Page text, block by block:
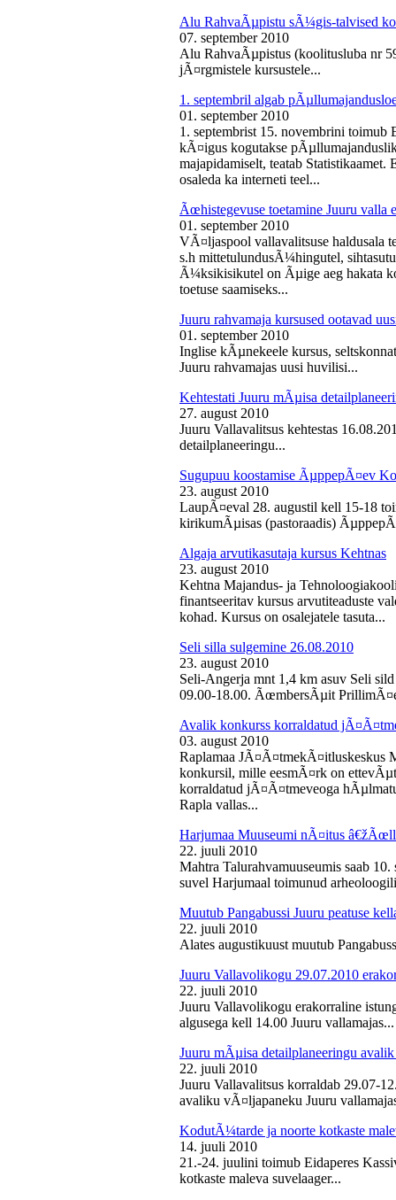
Alu RahvaÃµpistu sÃ¼gis-talvised
07. september 2010
Alu RahvaÃµpistus (koolitusluba nr
jÃ¤rgmistele kursustele...
1. septembril algab
01. september 2010
1. septembrist 15. novembrini toimub
kÃ¤igus kogutakse
majapidamiselt, teatab Statistikaamet.
osaleda ka interneti teel...
Ãœhistegevuse toetamine Juuru valla
01. september 2010
VÃ¤ljaspool vallavalitsuse haldusala
s.h mittetulundusÃ¼hingutel,
Ã¼ksikisikutel on Ãµige aeg hakata
toetuse saamiseks...
Juuru rahvamaja kursused ootavad
01. september 2010
Inglise kÃµnekeele kursus,
Juuru rahvamajas uusi huvilisi...
Kehtestati Juuru mÃµisa
27. august 2010
Juuru Vallavalitsus kehtestas
detailplaneeringu...
Sugupuu koostamise ÃµppepÃ¤ev
23. august 2010
LaupÃ¤eval 28. augustil kell 15-18
kirikumÃµisas (pastoraadis)
Algaja arvutikasutaja kursus Kehtnas
23. august 2010
Kehtna Majandus- ja
finantseeritav kursus arvutiteaduste
kohad. Kursus on osalejatele tasuta...
Seli silla sulgemine 26.08.2010
23. august 2010
Seli-Angerja mnt 1,4 km asuv Seli
09.00-18.00. ÃœmbersÃµit
Avalik konkurss korraldatud
03. august 2010
Raplamaa JÃ¤Ã¤tmekÃ¤itluskeskus
konkursil, mille eesmÃ¤rk on
korraldatud jÃ¤Ã¤tmeveoga
Rapla vallas...
Harjumaa Muuseumi nÃ¤itus
22. juuli 2010
Mahtra Talurahvamuuseumis saab
suvel Harjumaal toimunud
Muutub Pangabussi Juuru peatuse
22. juuli 2010
Alates augustikuust muutub
Juuru Vallavolikogu 29.07.2010
22. juuli 2010
Juuru Vallavolikogu erakorraline
algusega kell 14.00 Juuru vallamajas...
Juuru mÃµisa detailplaneeringu
22. juuli 2010
Juuru Vallavalitsus korraldab 29.07-
avaliku vÃ¤ljapaneku Juuru
KodutÃ¼tarde ja noorte kotkaste
14. juuli 2010
21.-24. juulini toimub Eidaperes
kotkaste maleva suvelaager...